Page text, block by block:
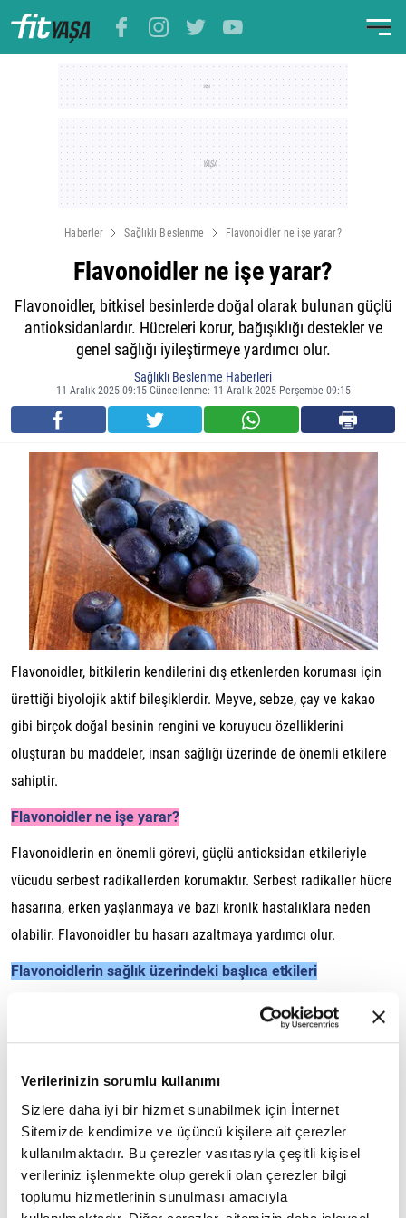
Verilerinizin sorumlu kullanımı
Sizlere daha iyi bir hizmet sunabilmek için İnternet
Sitemizde kendimize ve üçüncü kişilere ait çerezler
kullanılmaktadır. Bu çerezler vasıtasıyla çeşitli kişisel
verileriniz işlenmekte olup gerekli olan çerezler bilgi
toplumu hizmetlerinin sunulması amacıyla
Haberler Sağlıklı Beslenme Flavonoidler ne işe yarar?
Flavonoidler ne işe yarar?
Flavonoidler, bitkisel besinlerde doğal olarak bulunan güçlü
antioksidanlardır. Hücreleri korur, bağışıklığı destekler ve
genel sağlığı iyileştirmeye yardımcı olur.
Sağlıklı Beslenme Haberleri
11 Aralık 2025 09:15 Güncellenme: 11 Aralık 2025 Perşembe 09:15
Flavonoidler, bitkilerin kendilerini dış etkenlerden koruması için
ürettiği biyolojik aktif bileşiklerdir. Meyve, sebze, çay ve kakao
gibi birçok doğal besinin rengini ve koruyucu özelliklerini
oluşturan bu maddeler, insan sağlığı üzerinde de önemli etkilere
sahiptir.
Flavonoidler ne işe yarar?
Flavonoidlerin en önemli görevi, güçlü antioksidan etkileriyle
vücudu serbest radikallerden korumaktır. Serbest radikaller hücre
hasarına, erken yaşlanmaya ve bazı kronik hastalıklara neden
olabilir. Flavonoidler bu hasarı azaltmaya yardımcı olur.
Flavonoidlerin sağlık üzerindeki başlıca etkileri
Antioksidan etkisiyle hücresel hasarı azaltır.
Kalp sağlığını destekler:Damar fonksiyonlarını iyileştirir ve
Bağışıklığı güçlendirir:Vücudun savunma sisteminin daha
dengeli çalışmasına katkı sağlar.
Enflamasyonu azaltabilir:Anti-enflamatuar özellikleriyle
vücuttaki iltihap seviyesini dengelemeye yardımcı olur.